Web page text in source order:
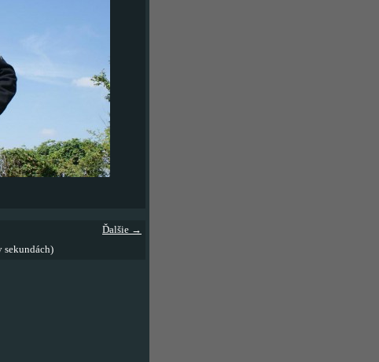
Ďalšie →
sekundách)